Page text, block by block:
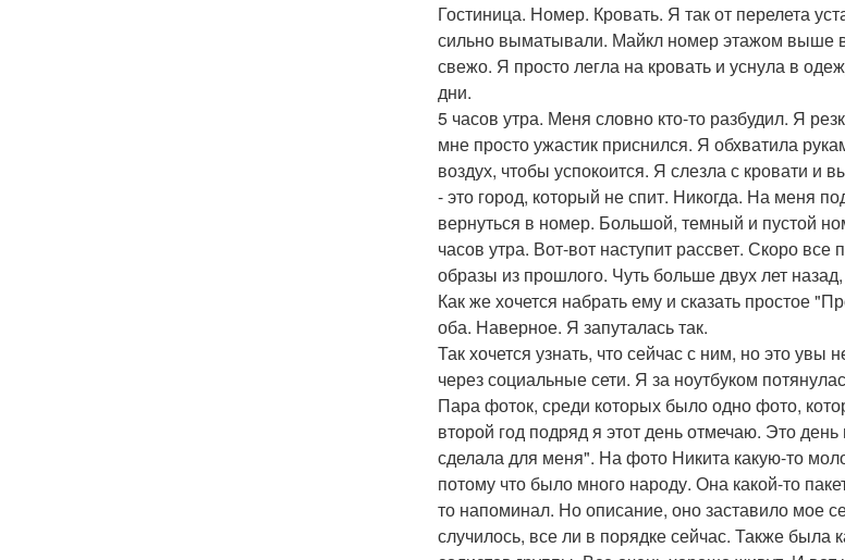
Гостиница. Номер. Кровать. Я так от перелета
сильно выматывали. Майкл номер этажом выше
свежо. Я просто легла на кровать и уснула в
дни.
5 часов утра. Меня словно кто-то разбудил. Я
мне просто ужастик приснился. Я обхватила
воздух, чтобы успокоится. Я слезла с кровати
- это город, который не спит. Никогда. На меня
вернуться в номер. Большой, темный и пустой
часов утра. Вот-вот наступит рассвет. Скоро
образы из прошлого. Чуть больше двух лет
Как же хочется набрать ему и сказать простое
оба. Наверное. Я запуталась так.
Так хочется узнать, что сейчас с ним, но это увы
через социальные сети. Я за ноутбуком
Пара фоток, среди которых было одно фото,
второй год подряд я этот день отмечаю. Это
сделала для меня". На фото Никита какую-то
потому что было много народу. Она какой-то
то напоминал. Но описание, оно заставило мое
случилось, все ли в порядке сейчас. Также была